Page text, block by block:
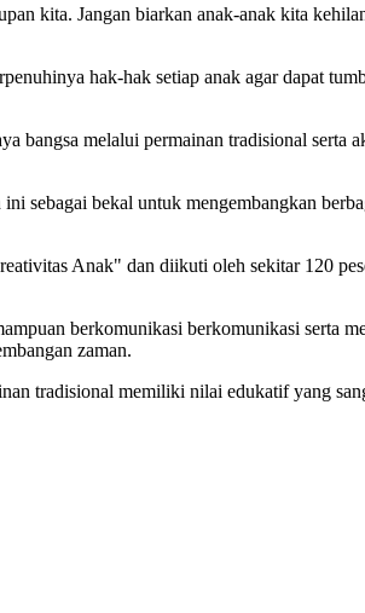
kita. Jangan biarkan anak-anak kita
hak-hak setiap anak agar dapat
bangsa melalui permainan tradisional serta
sebagai bekal untuk mengembangkan
Anak" dan diikuti oleh sekitar 120
berkomunikasi berkomunikasi serta
zaman.
tradisional memiliki nilai edukatif yang